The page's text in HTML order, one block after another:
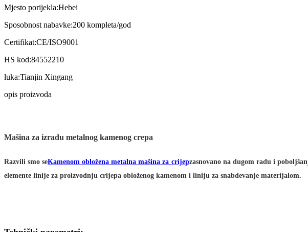
Mjesto porijekla:Hebei
Sposobnost nabavke:200 kompleta/god
Certifikat:CE/ISO9001
HS kod:84552210
luka:Tianjin Xingang
opis proizvoda
Mašina za izradu metalnog kamenog crepa
Razvili smo seKamenom obložena metalna mašina za crijepzasnovano na dugom radu i
elemente linije za proizvodnju crijepa obloženog kamenom i liniju za snabdevanje materijalom.